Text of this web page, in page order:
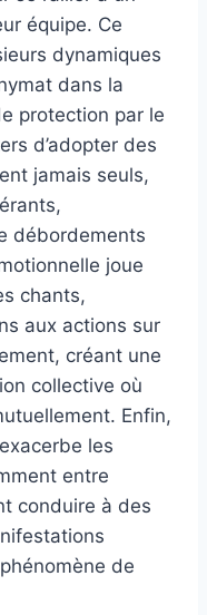
équipe. Ce
dynamiques
dans la
protection par le
d’adopter des
jamais seuls,
débordements
joue
chants,
aux actions sur
créant une
collective où
Enfin,
les
entre
conduire à des
de